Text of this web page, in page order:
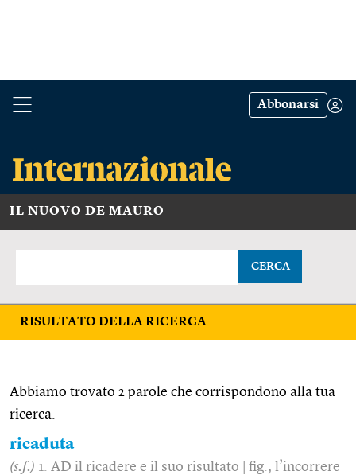
Abbonarsi
IL NUOVO DE MAURO
CERCA
RISULTATO DELLA RICERCA
Abbiamo trovato 2 parole che corrispondono alla tua
ricerca.
ricaduta
(s.f.) 1. AD il ricadere e il suo risultato | fig., l’incorrere